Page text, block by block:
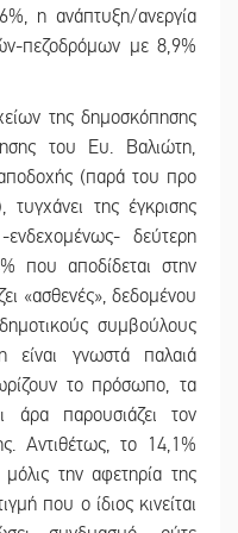
η ανάπτυξη/ανεργία
πεζοδρόμων με 8,9%
της δημοσκόπησης
του Ευ. Βαλιώτη,
αποδοχής (παρά του προ
της έγκρισης
δεύτερη
που αποδίδεται στην
«ασθενές», δεδομένου
συμβούλους
είναι γνωστά παλαιά
το πρόσωπο, τα
άρα παρουσιάζει τον
Αντιθέτως, το 14,1%
την αφετηρία της
που ο ίδιος κινείται